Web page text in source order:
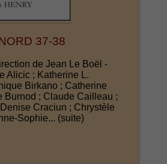
37-38
de Jean Le Boël -
Alicic ; Katherine L.
Birkano ; Catherine
Burnod ; Claude Cailleau ;
Craciun ; Chrystèle
Sophie... (suite)